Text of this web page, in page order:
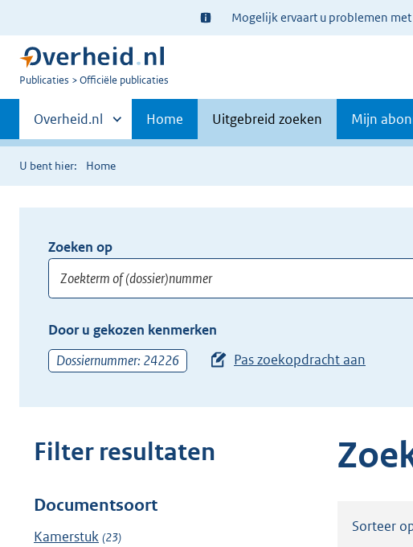
Ter
informatie:
Mogelijk ervaart u problemen
U
Publicaties Officiële publicaties
Primaire
navigatie
Andere
sites
binnen
Overheid.nl Home Uitgebreid zoeken Mijn
U bent hier: Home
Opnieuw
zoeken:
Zoeken op
of
(dossier)nummer
hier
uw
zoekterm
in
Door u gekozen kenmerken
Dossiernummer: 24226
Pas zoekopdracht aan
Filter resultaten
Filter
resultaten
Documentsoort
Kamerstuk (23)
Sorteer